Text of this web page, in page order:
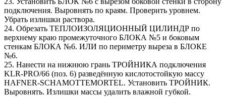
подключения. Выровнять по краям. Проверить уровнем.
Убрать излишки раствора.
24. Обрезать ТЕПЛОИЗОЛЯЦИОННЫЙ ЦИЛИНДР по
верхнему краю промежуточного БЛОКА №5 и боковым
стенкам БЛОКА №6. ИЛИ по периметру выреза в БЛОКЕ
№6.
25. Нанести на нижнюю грань ТРОЙНИКА подключения
KLR-PRO/66 (поз. 6) разведённую кислотостойкую массу
HAFNER-SCHAMOTTEMORTEL. Установить ТРОЙНИК.
Выровнять. Излишки массы удалить влажной губкой.